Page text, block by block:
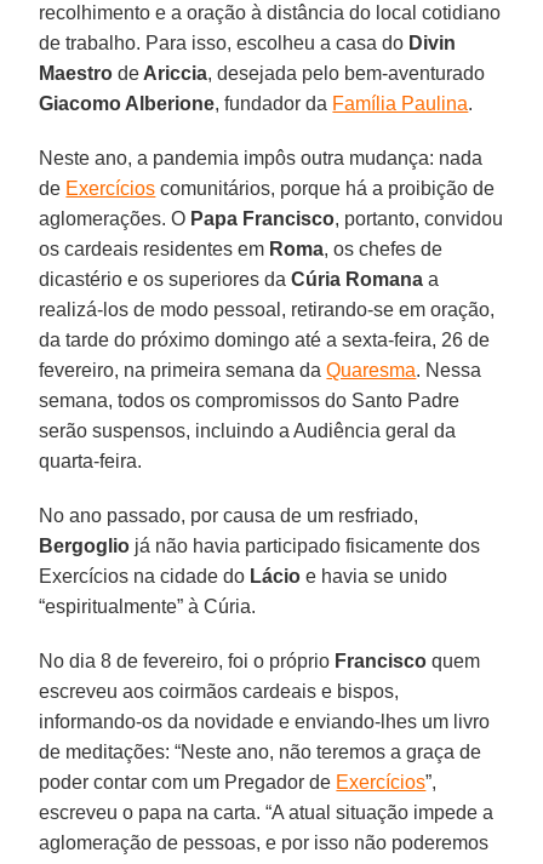
recolhimento e a oração à distância do local cotidiano
de trabalho. Para isso, escolheu a casa do Divin
Maestrode Ariccia, desejada pelo bem-aventurado
Giacomo Alberione, fundador da Família Paulina.
Neste ano, a pandemia impôs outra mudança: nada
de Exercícios comunitários, porque há a proibição de
aglomerações. O Papa Francisco, portanto, convidou
os cardeais residentes em Roma, os chefes de
dicastério e os superiores daCúria Romana a
realizá-los de modo pessoal, retirando-se em oração,
da tarde do próximo domingo até a sexta-feira, 26 de
fevereiro, na primeira semana daQuaresma. Nessa
semana, todos os compromissos do Santo Padre
serão suspensos, incluindo a Audiência geral da
quarta-feira.
No ano passado, por causa de um resfriado,
Bergoglio já não havia participado fisicamente dos
Exercícios na cidade do Lácio e havia se unido
“espiritualmente” à Cúria.
No dia 8 de fevereiro, foi o próprio Francisco quem
escreveu aos coirmãos cardeais e bispos,
informando-os da novidade e enviando-lhes um livro
de meditações: “Neste ano, não teremos a graça de
poder contar com um Pregador de Exercícios”,
escreveu o papa na carta. “A atual situação impede a
aglomeração de pessoas, e por isso não poderemos